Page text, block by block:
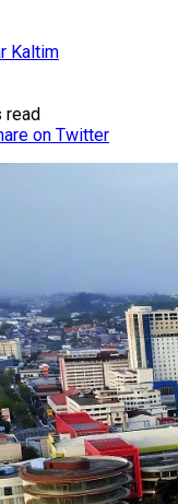
Kaltim
read
on Twitter